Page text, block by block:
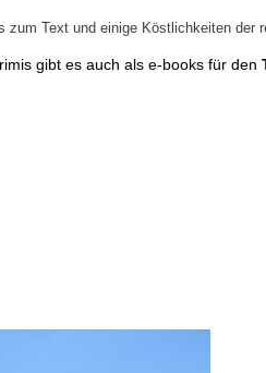
Text und einige Köstlichkeiten der
gibt es auch als e-books für den